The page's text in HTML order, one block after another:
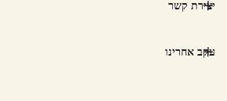
יצירת קשר
עקב אחרינו